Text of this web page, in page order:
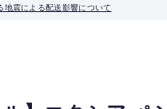
地震による配送影響について